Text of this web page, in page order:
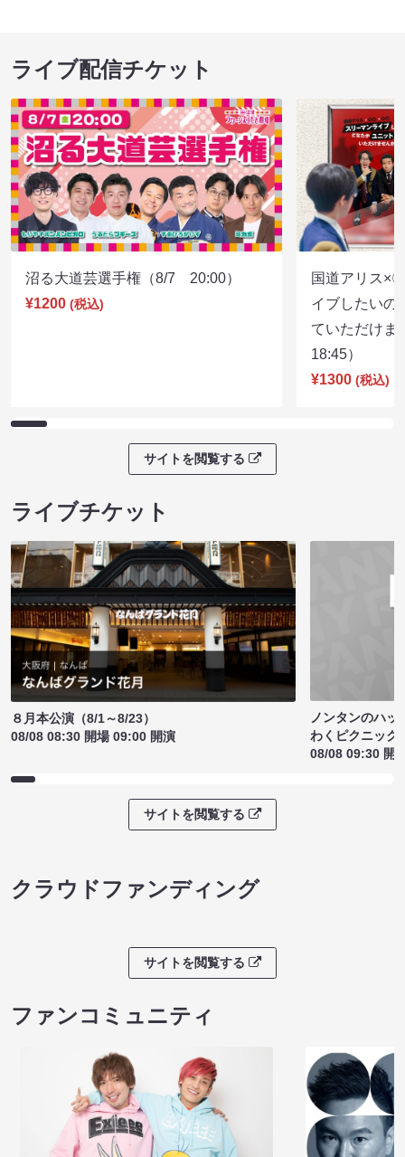
ライブ配信チケット
沼る大道芸選手権（8/7 20:00）
¥1200 (税込)
国道アリス×
イブしたいの
ていただけ
18:45）
¥1300 (税込)
サイトを閲覧する
ライブチケット
８月本公演（8/1～8/23）
08/08 08:30 開場 09:00 開演
ノンタンのハッ
わくピクニック
08/08 09:30 開
サイトを閲覧する
クラウドファンディング
サイトを閲覧する
ファンコミュニティ